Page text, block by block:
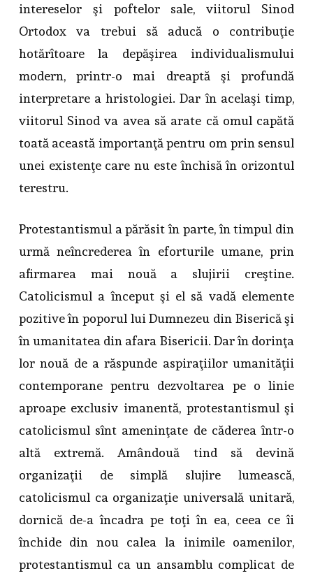
intereselor şi poftelor sale, viitorul Sinod
Ortodox va trebui să aducă o contribuţie
hotărîtoare la depăşirea individualismului
modern, printr-o mai dreaptă şi profundă
interpretare a hristologiei. Dar în acelaşi timp,
viitorul Sinod va avea să arate că omul capătă
toată această importanţă pentru om prin sensul
unei existenţe care nu este închisă în orizontul
terestru.
Protestantismul a părăsit în parte, în timpul din
urmă neîncrederea în eforturile umane, prin
afirmarea mai nouă a slujirii creştine.
Catolicismul a început şi el să vadă elemente
pozitive în poporul lui Dumnezeu din Biserică şi
în umanitatea din afara Bisericii. Dar în dorinţa
lor nouă de a răspunde aspiraţiilor umanităţii
contemporane pentru dezvoltarea pe o linie
aproape exclusiv imanentă, protestantismul şi
catolicismul sînt ameninţate de căderea într-o
altă extremă. Amândouă tind să devină
organizaţii de simplă slujire lumească,
catolicismul ca organizaţie universală unitară,
dornică de-a încadra pe toţi în ea, ceea ce îi
închide din nou calea la inimile oamenilor,
protestantismul ca un ansamblu complicat de